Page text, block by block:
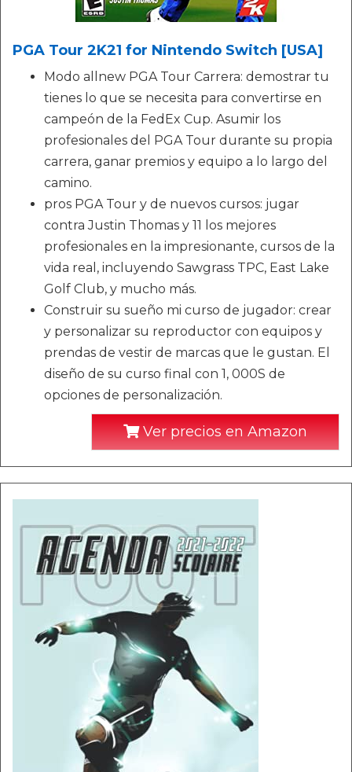
PGA Tour 2K21 for Nintendo Switch [USA]
Modo allnew PGA Tour Carrera: demostrar tu
tienes lo que se necesita para convertirse en
campeón de la FedEx Cup. Asumir los
profesionales del PGA Tour durante su propia
carrera, ganar premios y equipo a lo largo del
camino.
pros PGA Tour y de nuevos cursos: jugar
contra Justin Thomas y 11 los mejores
profesionales en la impresionante, cursos de la
vida real, incluyendo Sawgrass TPC, East Lake
Golf Club, y mucho más.
Construir su sueño mi curso de jugador: crear
y personalizar su reproductor con equipos y
prendas de vestir de marcas que le gustan. El
diseño de su curso final con 1, 000S de
opciones de personalización.
Ver precios en Amazon